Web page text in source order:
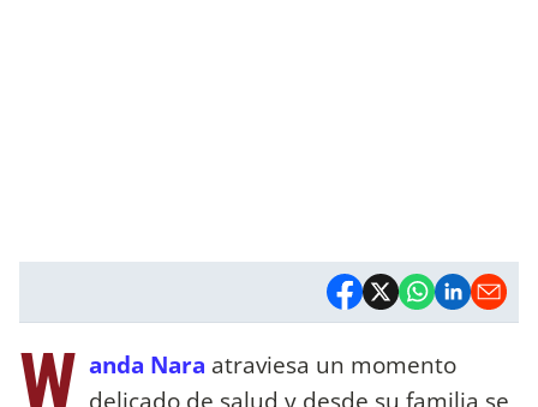
W anda Nara atraviesa un momento
delicado de salud y desde su familia se